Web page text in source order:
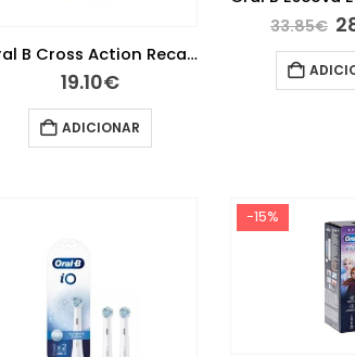
Oral B Cross Action Recarga Escova Elétrica X3
19.10€
ADICIONAR
33.85€
-15%